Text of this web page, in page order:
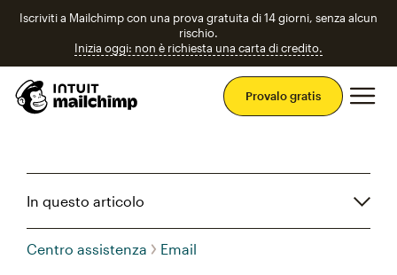
Iscriviti a Mailchimp con una prova gratuita di 14 giorni, senza alcun
rischio.
Inizia oggi: non è richiesta una carta di credito.
Provalo gratis
In questo articolo
Centro assistenza Email